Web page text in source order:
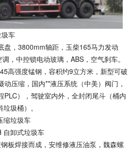
车
盘，3800mm轴距，玉柴165马力发动
，中控锁电动玻璃，ABS，空气刹车。
高强度锰钢，容积约9立方米，新型可破
压缩，国内**液压系统（中美）阀门，
PLC），驾驶室内外，全封闭尾斗（桶内
圾桶）。
缩垃圾车
自卸式垃圾车
板焊接而成，安维修液压油泵，魏森螺